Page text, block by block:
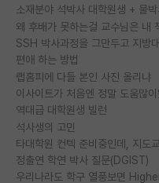
소재분야 석박사 대학원생 + 물
편애 하는 방법
랩홈피에 다들 본인 사진 올리냐
이사이트가 처음엔 정말 도움많이
역대급 대학원생 빌런
석사생의 고민
정출연 학연 박사 질문(DGIST)